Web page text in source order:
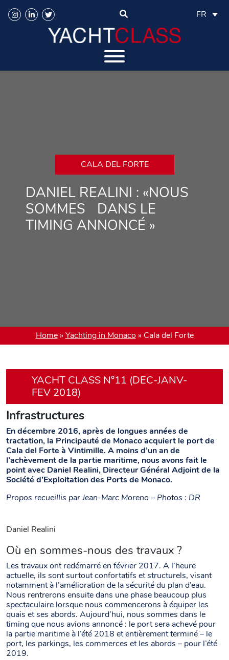
FR
CALA DEL FORTE
DANIEL REALINI : «NOUS
SOMMES DANS LE
TIMING ANNONCÉ »
Home» Yachting in Monaco » Cala del Forte
YACHT CLASS N°11 (DEC-JANV-
FEV 2018)
Infrastructures
En décembre 2016, après de longues années de
tractation, la Principauté de Monaco acquiert le port de
Cala del Forte à Vintimille. A moins d’un an de
l’achèvement de la partie maritime, nous avons fait le
point avec Daniel Realini, Directeur Général Adjoint de la
Société d’Exploitation des Ports de Monaco.
Propos recueillis par Jean-Marc Moreno – Photos : DR
Daniel Realini
Où en sommes-nous des travaux ?
Les travaux ont redémarré en février 2017. A l’heure
actuelle, ils sont surtout confortatifs et structurels, visant
notamment à l’amélioration de la sécurité du plan d’eau.
Nous rentrerons ensuite dans une phase beaucoup plus
spectaculaire lorsque nous commencerons à équiper les
quais et ses abords. Aujourd’hui, nous sommes dans le
timing que nous avions annoncé : le port sera achevé pour
la partie maritime à l’été 2018 et entièrement terminé – le
port, les parkings, les commerces et les abords – pour l’été
2019.